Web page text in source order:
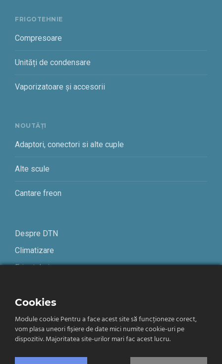
FRIGOTEHNIE
Compresoare
Unități de condensare
Vaporizatoare și accesorii
NOUTĂȚI
Adaptori, conectori si alte cuple
Alte scule
Cantare freon
Despre DTN
Climatizare
Frigotehnie
Termeni și condiții
Confidențialitate
Cookies
Module cookie Pentru a face acest site să funcționeze corect,
vom plasa uneori fișiere de date mici numite cookie-uri pe
dispozitiv. Majoritatea site-urilor mari fac acest lucru.